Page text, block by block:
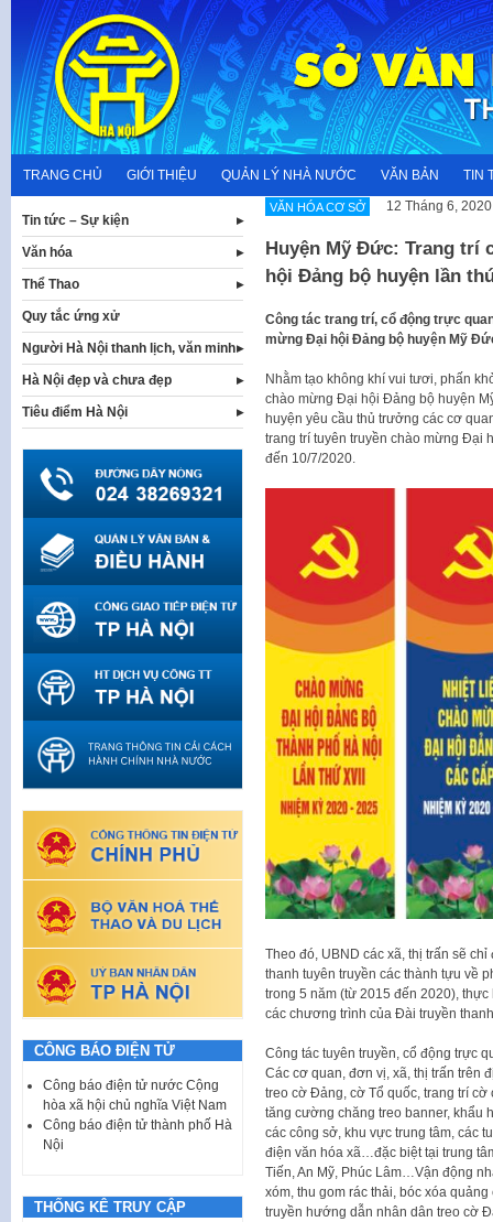
content
TRANG CHỦ GIỚI THIỆU QUẢN LÝ NHÀ NƯỚC VĂN BẢN TIN
VĂN HÓA CƠ SỞ 12 Tháng 6, 2020
Huyện Mỹ Đức: Trang trí
hội Đảng bộ huyện lần
Công tác trang trí, cổ động trực
mừng Đại hội Đảng bộ huyện Mỹ
Nhằm tạo không khí vui tươi, phấn
chào mừng Đại hội Đảng bộ huyện
huyện yêu cầu thủ trưởng các cơ
trang trí tuyên truyền chào mừng Đại
đến 10/7/2020.
Theo đó, UBND các xã, thị trấn sẽ
thanh tuyên truyền các thành tựu về
trong 5 năm (từ 2015 đến 2020),
các chương trình của Đài truyền
Công tác tuyên truyền, cổ động trực
Các cơ quan, đơn vị, xã, thị trấn trên
treo cờ Đảng, cờ Tổ quốc, trang trí
tăng cường chăng treo banner, khẩu
các công sở, khu vực trung tâm, các
điện văn hóa xã…đặc biệt tại trung
Tiến, An Mỹ, Phúc Lâm…Vận động
xóm, thu gom rác thải, bóc xóa
truyền hướng dẫn nhân dân treo cờ
Tin tức – Sự kiện
Văn hóa
Thể Thao
Quy tắc ứng xử
Người Hà Nội thanh lịch, văn minh
Hà Nội đẹp và chưa đẹp
Tiêu điểm Hà Nội
CÔNG BÁO ĐIỆN TỬ
Công báo điện tử nước Cộng
hòa xã hội chủ nghĩa Việt Nam
Công báo điện tử thành phố Hà
Nội
THỐNG KÊ TRUY CẬP